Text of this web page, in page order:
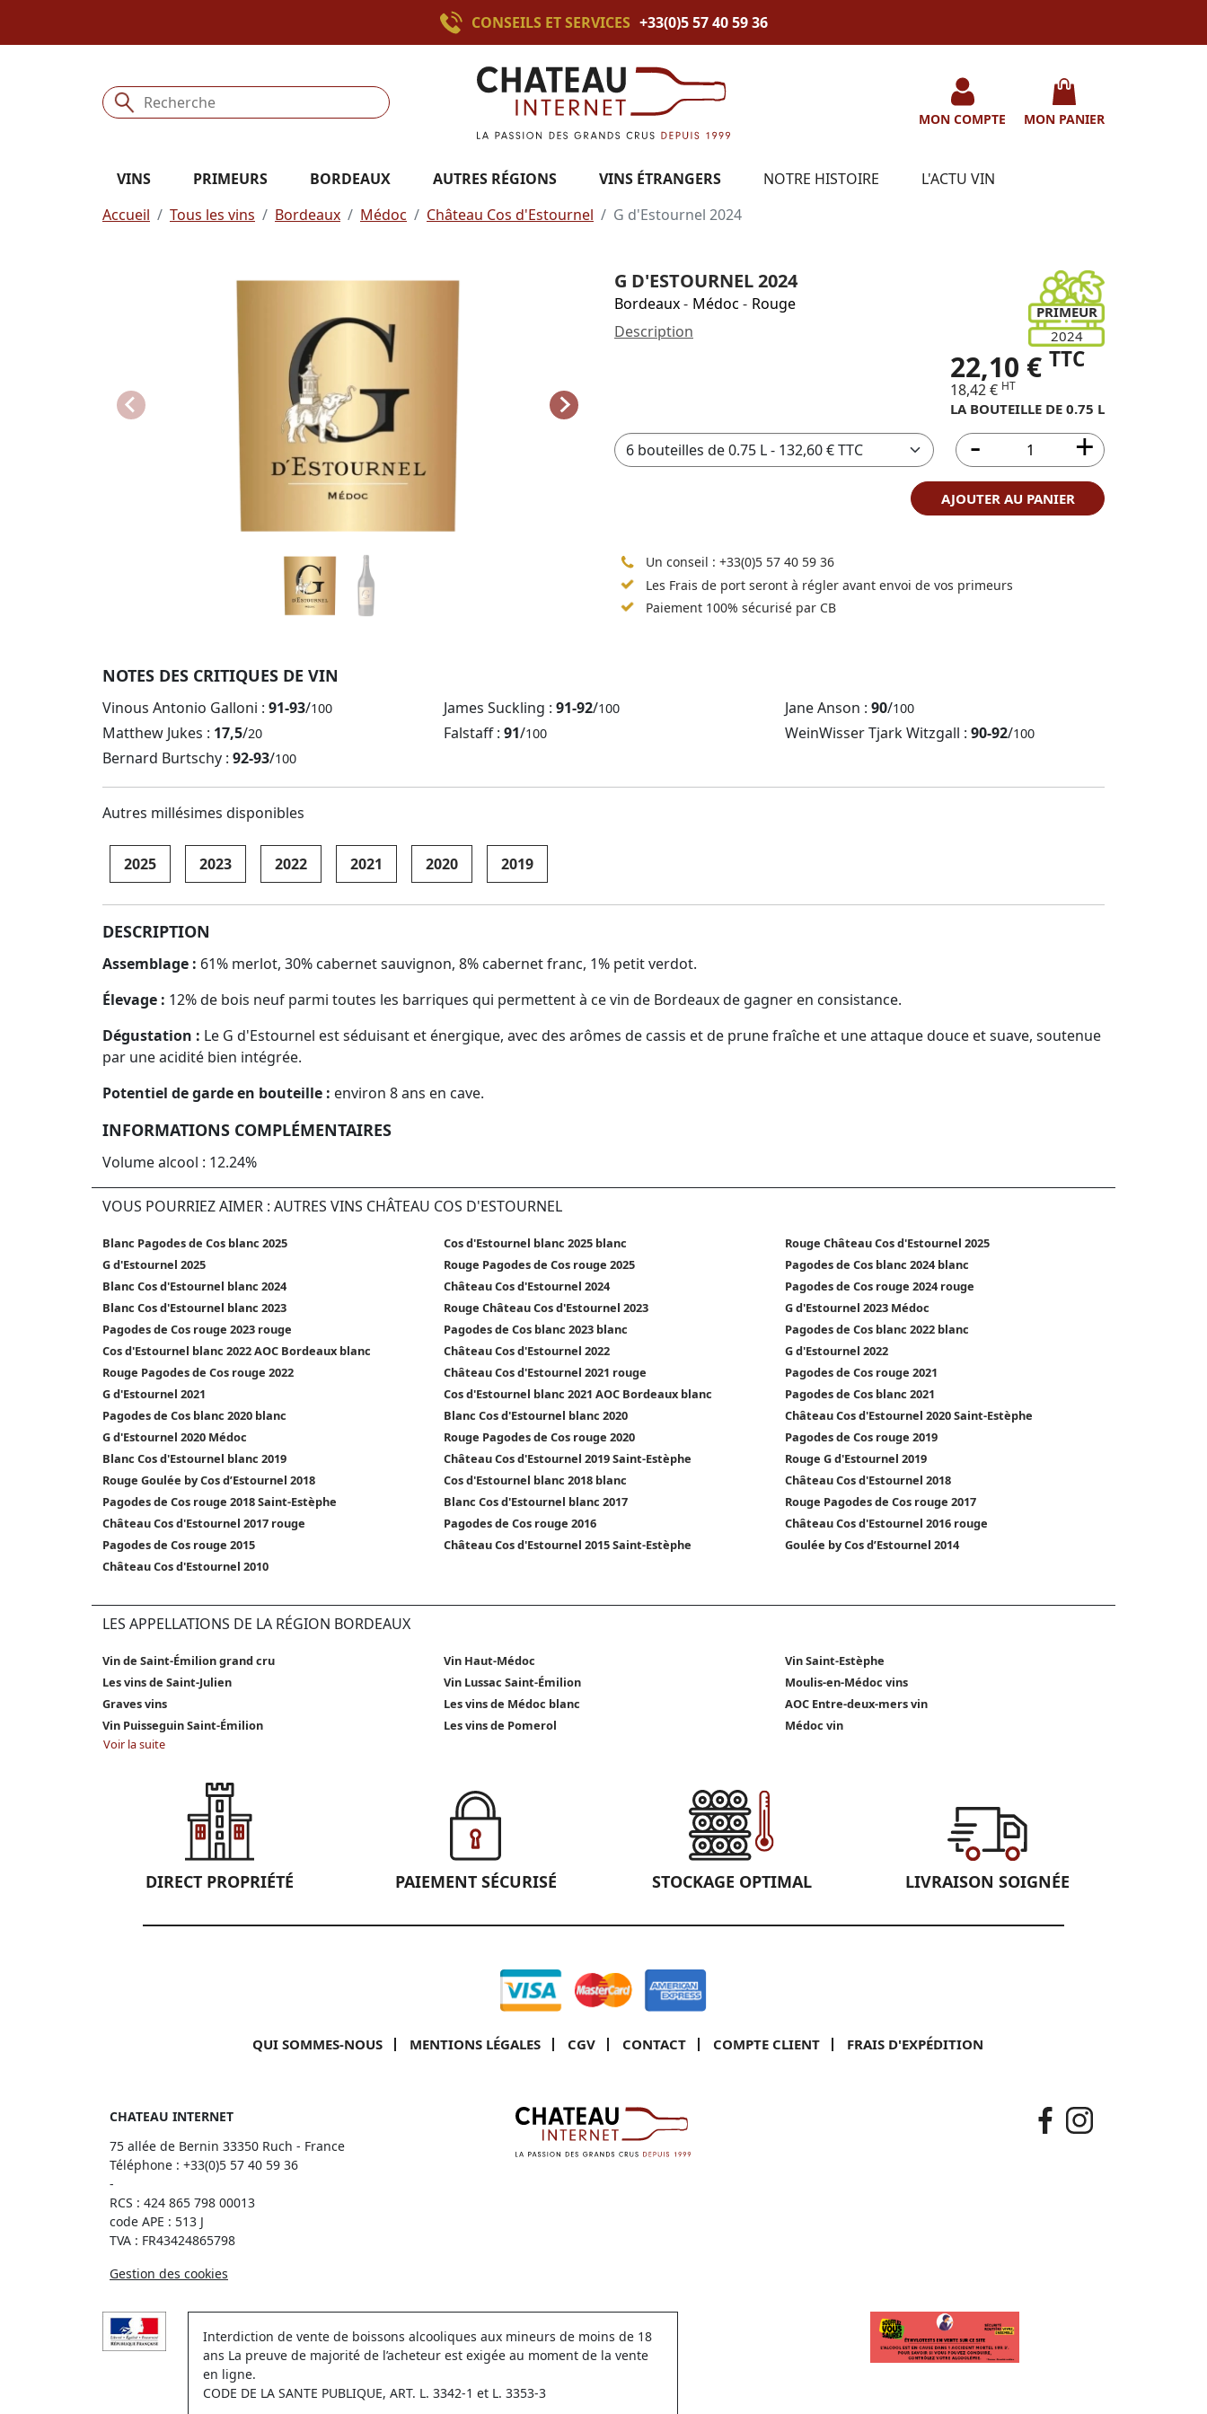
CONSEILS ET SERVICES +33(0)5 57 40 59 36
MON COMPTE MON PANIER
VINS PRIMEURS BORDEAUX AUTRES RÉGIONS VINS ÉTRANGERS NOTRE HISTOIRE
L'ACTU VIN
Accueil
Tous les vins Bordeaux Médoc Château Cos d'Estournel G d'Estournel 2024
G D'ESTOURNEL 2024
Bordeaux- Médoc - Rouge
PRIMEUR
2024
Description
22,10 € TTC
18,42 € HT
LA BOUTEILLE DE 0.75 L
AJOUTER AU PANIER
Un conseil : +33(0)5 57 40 59 36
Les Frais de port seront à régler avant envoi de vos primeurs
Paiement 100% sécurisé par CB
NOTES DES CRITIQUES DE VIN
Vinous Antonio Galloni : 91-93/100 James Suckling : 91-92/100 Jane Anson : 90/100
Matthew Jukes : 17,5/20 Falstaff : 91/100 WeinWisser Tjark Witzgall : 90-92/100
Bernard Burtschy : 92-93/100
Autres millésimes disponibles
2025 2023 2022 2021 2020 2019
DESCRIPTION
Assemblage : 61% merlot, 30% cabernet sauvignon, 8% cabernet franc, 1% petit verdot.
Élevage : 12% de bois neuf parmi toutes les barriques qui permettent à ce vin de Bordeaux de gagner en consistance.
Dégustation : Le G d'Estournel est séduisant et énergique, avec des arômes de cassis et de prune fraîche et une attaque douce et suave, soutenue
par une acidité bien intégrée.
Potentiel de garde en bouteille : environ 8 ans en cave.
INFORMATIONS COMPLÉMENTAIRES
Volume alcool : 12.24%
VOUS POURRIEZ AIMER : AUTRES VINS CHÂTEAU COS D'ESTOURNEL
Blanc Pagodes de Cos blanc 2025 Cos d'Estournel blanc 2025 blanc
Rouge Château Cos d'Estournel 2025
G d'Estournel 2025
Rouge Pagodes de Cos rouge 2025
Pagodes de Cos blanc 2024 blanc
Blanc Cos d'Estournel blanc 2024
Château Cos d'Estournel 2024
Pagodes de Cos rouge 2024 rouge
Blanc Cos d'Estournel blanc 2023
Rouge Château Cos d'Estournel 2023
G d'Estournel 2023 Médoc
Pagodes de Cos rouge 2023 rouge
Pagodes de Cos blanc 2023 blanc
Pagodes de Cos blanc 2022 blanc
Cos d'Estournel blanc 2022 AOC Bordeaux blanc
Château Cos d'Estournel 2022
G d'Estournel 2022
Rouge Pagodes de Cos rouge 2022
Château Cos d'Estournel 2021 rouge
Pagodes de Cos rouge 2021
G d'Estournel 2021
Cos d'Estournel blanc 2021 AOC Bordeaux blanc
Pagodes de Cos blanc 2021
Pagodes de Cos blanc 2020 blanc
Blanc Cos d'Estournel blanc 2020
Château Cos d'Estournel 2020 Saint-Estèphe
G d'Estournel 2020 Médoc
Rouge Pagodes de Cos rouge 2020
Pagodes de Cos rouge 2019
Blanc Cos d'Estournel blanc 2019
Château Cos d'Estournel 2019 Saint-Estèphe
Rouge G d'Estournel 2019
Rouge Goulée by Cos d’Estournel 2018
Cos d'Estournel blanc 2018 blanc
Château Cos d'Estournel 2018
Pagodes de Cos rouge 2018 Saint-Estèphe
Blanc Cos d'Estournel blanc 2017
Rouge Pagodes de Cos rouge 2017
Château Cos d'Estournel 2017 rouge
Pagodes de Cos rouge 2016
Château Cos d'Estournel 2016 rouge
Pagodes de Cos rouge 2015
Château Cos d'Estournel 2015 Saint-Estèphe
Goulée by Cos d’Estournel 2014
Château Cos d'Estournel 2010
LES APPELLATIONS DE LA RÉGION BORDEAUX
Vin de Saint-Émilion grand cru Vin Haut-Médoc
Vin Saint-Estèphe
Les vins de Saint-Julien
Vin Lussac Saint-Émilion
Moulis-en-Médoc vins
Graves vins
Les vins de Médoc blanc
AOC Entre-deux-mers vin
Vin Puisseguin Saint-Émilion
Les vins de Pomerol
Médoc vin
Voir la suite
DIRECT PROPRIÉTÉ PAIEMENT SÉCURISÉ STOCKAGE OPTIMAL LIVRAISON SOIGNÉE
QUI SOMMES-NOUS MENTIONS LÉGALES CGV CONTACT COMPTE CLIENT FRAIS D'EXPÉDITION
CHATEAU INTERNET
75 allée de Bernin 33350 Ruch - France
Téléphone : +33(0)5 57 40 59 36
-
RCS : 424 865 798 00013
code APE : 513 J
TVA : FR43424865798
Gestion des cookies
Interdiction de vente de boissons alcooliques aux mineurs de moins de 18
ans La preuve de majorité de l’acheteur est exigée au moment de la vente
en ligne.
CODE DE LA SANTE PUBLIQUE, ART. L. 3342-1 et L. 3353-3